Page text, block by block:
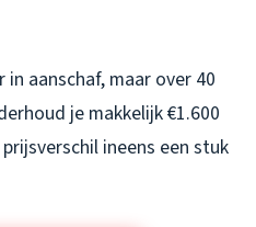
in aanschaf, maar over 40
je makkelijk €1.600
ineens een stuk